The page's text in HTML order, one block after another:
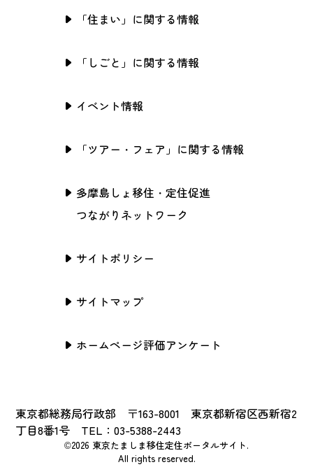
「住まい」に関する情報
「しごと」に関する情報
イベント情報
「ツアー・フェア」に関する情報
多摩島しょ移住・定住促進
つながりネットワーク
サイトポリシー
サイトマップ
ホームページ評価アンケート
東京都総務局行政部 〒163-8001 東京都新宿区西新宿2
丁目8番1号 TEL：03-5388-2443
©2026 東京たましま移住定住ポータルサイト.
All rights reserved.